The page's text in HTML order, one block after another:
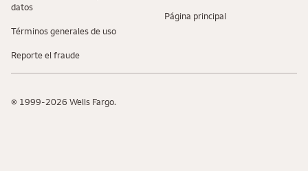
datos
Términos generales de uso
Reporte el fraude
Página principal
© 1999-2026 Wells Fargo.